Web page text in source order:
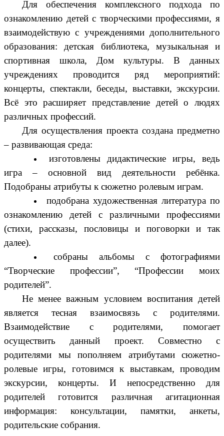
Для обеспечения комплексного подхода по
ознакомлению детей с творческими профессиями, я
взаимодействую с учреждениями дополнительного
образования: детская библиотека, музыкальная и
спортивная школа, Дом культуры. В данных
учреждениях проводится ряд мероприятий:
концерты, спектакли, беседы, выставки, экскурсии.
Всё это расширяет представление детей о людях
различных профессий.
Для осуществления проекта создана предметно
– развивающая среда:
изготовлены дидактические игры, ведь
игра – основной вид деятельности ребёнка.
Подобраны атрибуты к сюжетно ролевым играм.
подобрана художественная литература по
ознакомлению детей с различными профессиями
(стихи, рассказы, пословицы и поговорки и так
далее).
собраны альбомы с фотографиями
“Творческие профессии”, “Профессии моих
родителей”.
Не менее важным условием воспитания детей
является тесная взаимосвязь с родителями.
Взаимодействие с родителями, помогает
осуществить данный проект. Совместно с
родителями мы пополняем атрибутами сюжетно-
ролевые игры, готовимся к выставкам, проводим
экскурсии, концерты. И непосредственно для
родителей готовится различная агитационная
информация: консультации, памятки, анкеты,
родительские собрания.